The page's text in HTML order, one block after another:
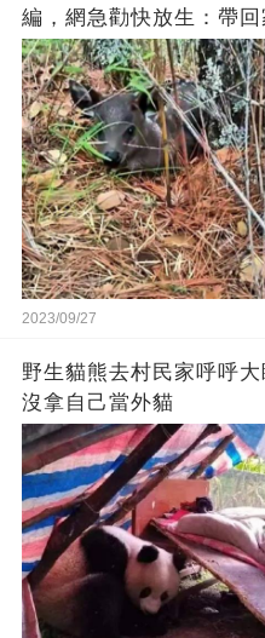
編，網急勸快放生：帶
2023/09/27
野生貓熊去村民家呼呼
沒拿自己當外貓